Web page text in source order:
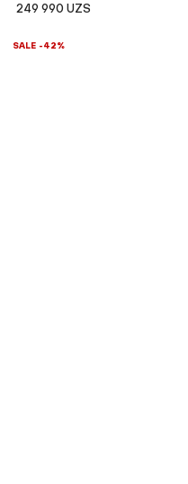
249 990 UZS
SALE -42%